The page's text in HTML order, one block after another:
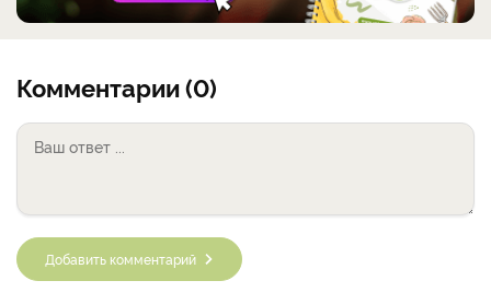
Комментарии (0)
Добавить комментарий